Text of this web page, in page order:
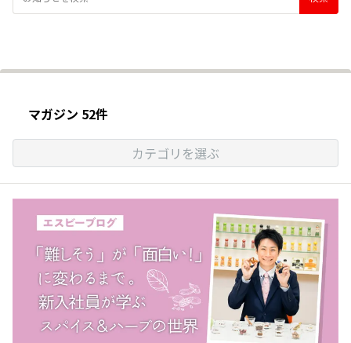
マガジン 52件
カテゴリを選ぶ